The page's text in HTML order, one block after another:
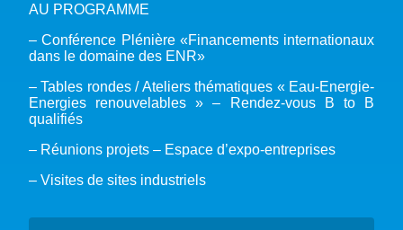
AU PROGRAMME
– Conférence Plénière «Financements internationaux
dans le domaine des ENR»
– Tables rondes / Ateliers thématiques « Eau-Energie-
Energies renouvelables » – Rendez-vous B to B
qualifiés
– Réunions projets – Espace d’expo-entreprises
– Visites de sites industriels